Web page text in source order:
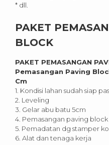
* dll.
PAKET
BLOCK
PAKET PEMASANGAN
Pemasangan Paving
Cm
1. Kondisi lahan sudah siap
2. Leveling
3. Gelar abu batu 5cm
4. Pemasangan paving
5. Pemadatan dg stamper
6. Alat dan tenaga kerja